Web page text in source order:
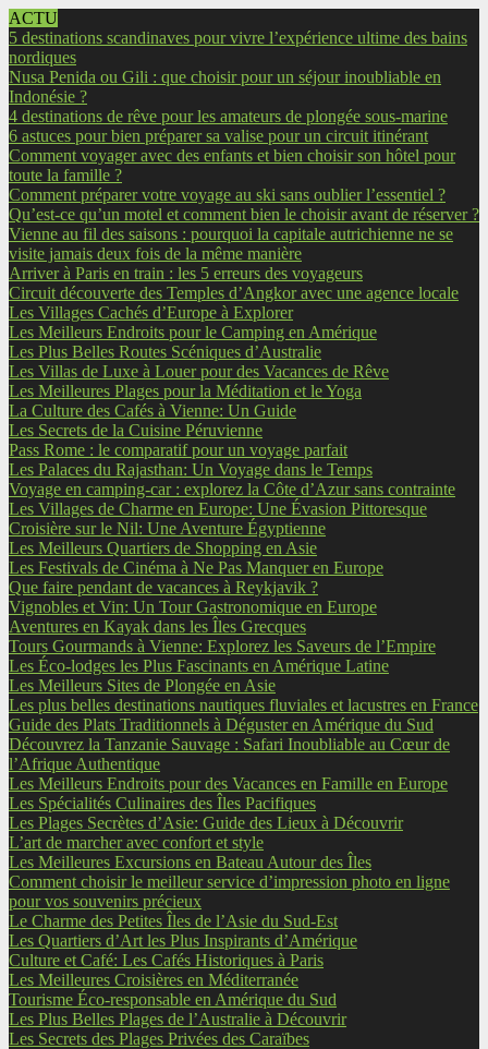
ACTU
5 destinations scandinaves pour vivre l’expérience ultime des bains
nordiques
Nusa Penida ou Gili : que choisir pour un séjour inoubliable en
Indonésie ?
4 destinations de rêve pour les amateurs de plongée sous-marine
6 astuces pour bien préparer sa valise pour un circuit itinérant
Comment voyager avec des enfants et bien choisir son hôtel pour
toute la famille ?
Comment préparer votre voyage au ski sans oublier l’essentiel ?
Qu’est-ce qu’un motel et comment bien le choisir avant de réserver ?
Vienne au fil des saisons : pourquoi la capitale autrichienne ne se
visite jamais deux fois de la même manière
Arriver à Paris en train : les 5 erreurs des voyageurs
Circuit découverte des Temples d’Angkor avec une agence locale
Les Villages Cachés d’Europe à Explorer
Les Meilleurs Endroits pour le Camping en Amérique
Les Plus Belles Routes Scéniques d’Australie
Les Villas de Luxe à Louer pour des Vacances de Rêve
Les Meilleures Plages pour la Méditation et le Yoga
La Culture des Cafés à Vienne: Un Guide
Les Secrets de la Cuisine Péruvienne
Pass Rome : le comparatif pour un voyage parfait
Les Palaces du Rajasthan: Un Voyage dans le Temps
Voyage en camping-car : explorez la Côte d’Azur sans contrainte
Les Villages de Charme en Europe: Une Évasion Pittoresque
Croisière sur le Nil: Une Aventure Égyptienne
Les Meilleurs Quartiers de Shopping en Asie
Les Festivals de Cinéma à Ne Pas Manquer en Europe
Que faire pendant de vacances à Reykjavik ?
Vignobles et Vin: Un Tour Gastronomique en Europe
Aventures en Kayak dans les Îles Grecques
Tours Gourmands à Vienne: Explorez les Saveurs de l’Empire
Les Éco-lodges les Plus Fascinants en Amérique Latine
Les Meilleurs Sites de Plongée en Asie
Les plus belles destinations nautiques fluviales et lacustres en France
Guide des Plats Traditionnels à Déguster en Amérique du Sud
Découvrez la Tanzanie Sauvage : Safari Inoubliable au Cœur de
l’Afrique Authentique
Les Meilleurs Endroits pour des Vacances en Famille en Europe
Les Spécialités Culinaires des Îles Pacifiques
Les Plages Secrètes d’Asie: Guide des Lieux à Découvrir
L’art de marcher avec confort et style
Les Meilleures Excursions en Bateau Autour des Îles
Comment choisir le meilleur service d’impression photo en ligne
pour vos souvenirs précieux
Le Charme des Petites Îles de l’Asie du Sud-Est
Les Quartiers d’Art les Plus Inspirants d’Amérique
Culture et Café: Les Cafés Historiques à Paris
Les Meilleures Croisières en Méditerranée
Tourisme Éco-responsable en Amérique du Sud
Les Plus Belles Plages de l’Australie à Découvrir
Les Secrets des Plages Privées des Caraïbes